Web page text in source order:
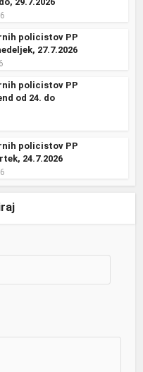
policistov PP
27.7.2026
policistov PP
od 24. do
policistov PP
24.7.2026